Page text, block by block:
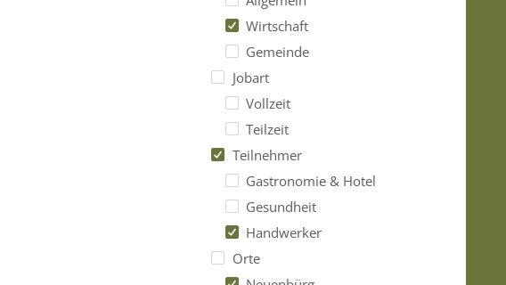
Wirtschaft
Gemeinde
Jobart
Vollzeit
Teilzeit
Teilnehmer
Gastronomie & Hotel
Gesundheit
Handwerker
Orte